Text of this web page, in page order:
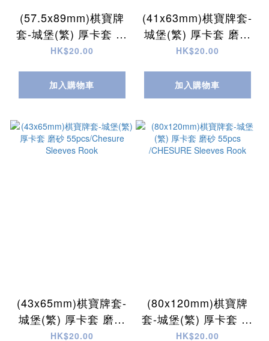
(57.5x89mm)棋寶牌
套-城堡(繁) 厚卡套 磨
砂 55pcs /CHESURE
HK$20.00
加入購物車
(41x63mm)棋寶牌套-
城堡(繁) 厚卡套 磨砂
55pcs/CHESURE
HK$20.00
加入購物車
(43x65mm)棋寶牌套-
城堡(繁) 厚卡套 磨砂
55pcs/Chesure
HK$20.00
(80x120mm)棋寶牌
套-城堡(繁) 厚卡套 磨
砂 55pcs /CHESURE
HK$20.00